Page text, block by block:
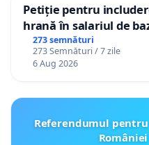
Petiție pentru
hrană în salariul de
gradațiilor de
personali
273 semnături
273 Semnături / 7 zile
6 Aug 2026
Referendumul